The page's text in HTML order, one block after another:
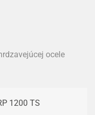
ocele
1200 TS